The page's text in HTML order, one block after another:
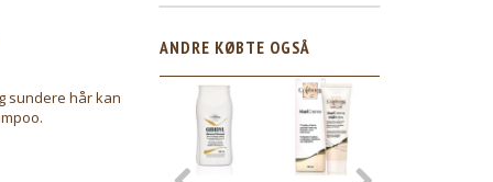
sundere hår kan
ANDRE KØBTE OGSÅ